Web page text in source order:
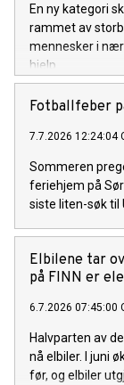
En ny kategori
rammet av
mennesker i
hjelp.
Fotballfeber
7.7.2026 12:24:04
Sommeren
feriehjem på
siste liten-søk til
Elbilene tar
på FINN er
6.7.2026 07:45:00
Halvparten av
nå elbiler. I juni
før, og elbiler